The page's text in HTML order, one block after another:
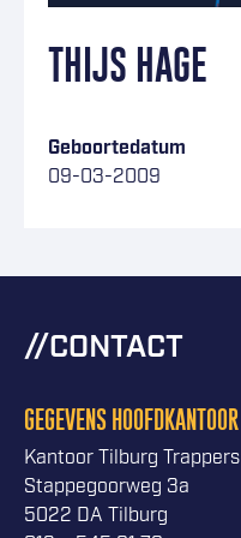
THIJS HAGE
Geboortedatum
09-03-2009
CONTACT
GEGEVENS HOOFDKANTOOR
Kantoor Tilburg Trappers
Stappegoorweg 3a
5022 DA Tilburg